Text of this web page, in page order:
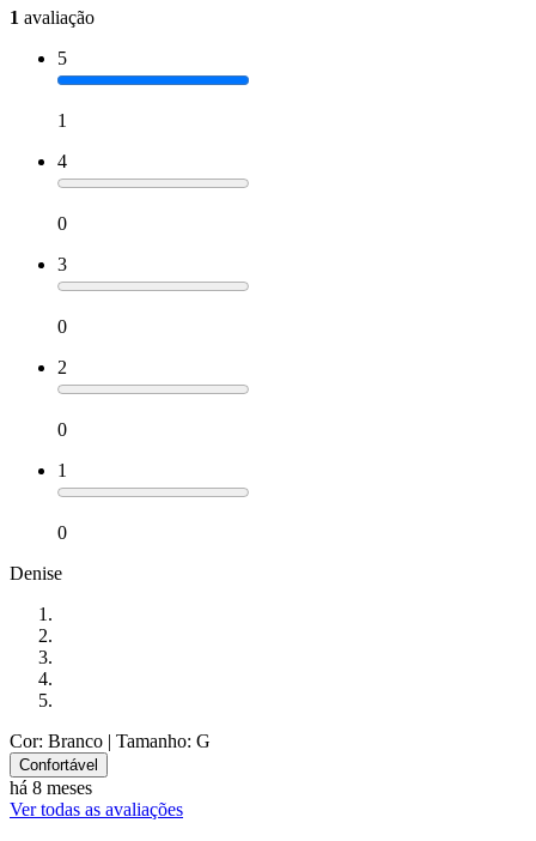
1 avaliação
5
1
4
0
3
0
2
0
1
0
Denise
Cor: Branco | Tamanho: G
Confortável
há 8 meses
Ver todas as avaliações